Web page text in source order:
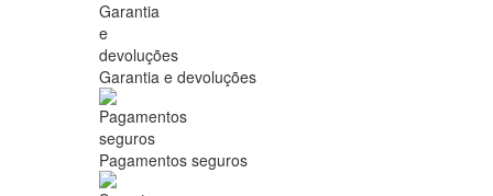
Garantia e devoluções
Pagamentos seguros